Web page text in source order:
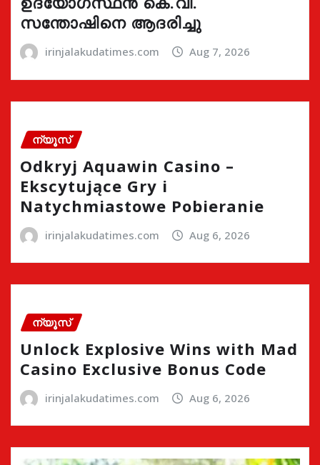
സന്തോഷിനെ ആദരിച്ചു
irinjalakudatimes.com Aug 7, 2026
ന്യൂസ്
Odkryj Aquawin Casino –
Ekscytujące Gry i
Natychmiastowe Pobieranie
irinjalakudatimes.com Aug 6, 2026
ന്യൂസ്
Unlock Explosive Wins with Mad
Casino Exclusive Bonus Code
irinjalakudatimes.com Aug 6, 2026